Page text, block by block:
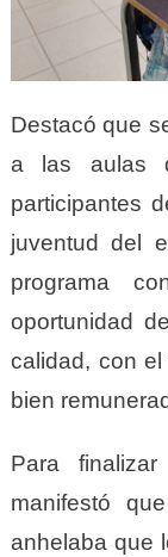
Destacó que
a las aulas
participantes
juventud del
programa
oportunidad
calidad, con
bien
Para
manifestó
anhelaba que